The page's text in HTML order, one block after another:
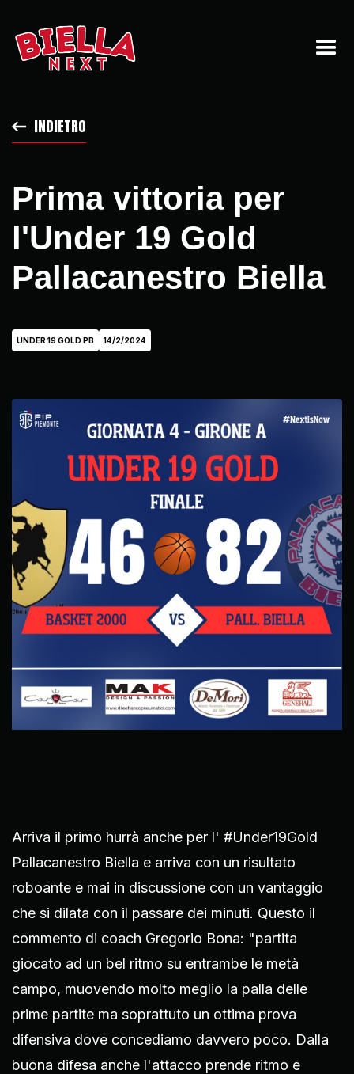
INDIETRO
Prima vittoria per
l'Under 19 Gold
Pallacanestro Biella
UNDER 19 GOLD PB 14/2/2024
Arriva il primo hurrà anche per l' #Under19Gold
Pallacanestro Biella e arriva con un risultato
roboante e mai in discussione con un vantaggio
che si dilata con il passare dei minuti. Questo il
commento di coach Gregorio Bona: "partita
giocato ad un bel ritmo su entrambe le metà
campo, muovendo molto meglio la palla delle
prime partite ma soprattuto un ottima prova
difensiva dove concediamo davvero poco. Dalla
buona difesa anche l'attacco prende ritmo e